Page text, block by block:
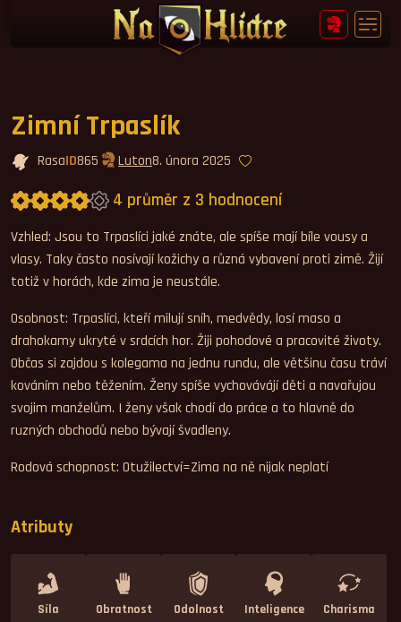
Zimní Trpaslík
RasaID865 Luton8. února 2025
4 průměr z 3 hodnocení
Průměrné hodnocení 4,0.
Vzhled: Jsou to Trpaslíci jaké znáte, ale spíše mají bíle vousy a
vlasy. Taky často nosívají kožichy a různá vybavení proti zimě. Žijí
totiž v horách, kde zima je neustále.
Osobnost: Trpaslíci, kteří milují sníh, medvědy, losí maso a
drahokamy ukryté v srdcích hor. Žiji pohodové a pracovité životy.
Občas si zajdou s kolegama na jednu rundu, ale většinu času tráví
kováním nebo těžením. Ženy spíše vychovávájí děti a navařujou
svojim manželům. I ženy však chodí do práce a to hlavně do
ruzných obchodů nebo bývají švadleny.
Rodová schopnost: Otužilectví=Zima na ně nijak neplatí
Atributy
Síla Obratnost Odolnost Inteligence Charisma